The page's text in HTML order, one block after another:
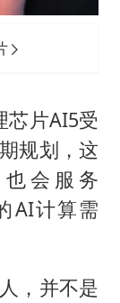
芯片AI5受
规划，这
会服务
AI计算需
，并不是